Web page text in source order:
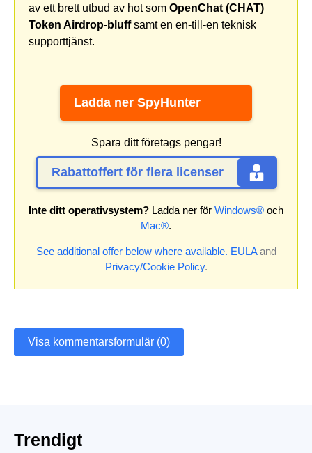
av ett brett utbud av hot som OpenChat (CHAT)
Token Airdrop-bluffsamt en en-till-en teknisk
supporttjänst.
Ladda ner SpyHunter
Spara ditt företags pengar!
Rabattoffert för flera licenser
Inte ditt operativsystem? Ladda ner för Windows® och
Mac®.
See additional offer below where available. EULAand
Privacy/Cookie Policy.
Visa kommentarsformulär (0)
Trendigt